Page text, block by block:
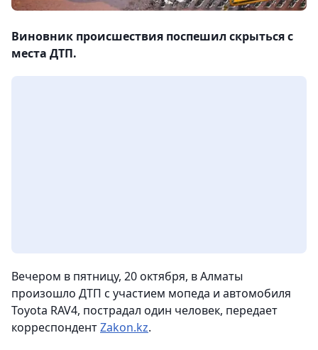
Виновник происшествия поспешил скрыться с
места ДТП.
Вечером в пятницу, 20 октября, в Алматы
произошло ДТП с участием мопеда и автомобиля
Toyota RAV4, пострадал один человек, передает
корреспондентZakon.kz.